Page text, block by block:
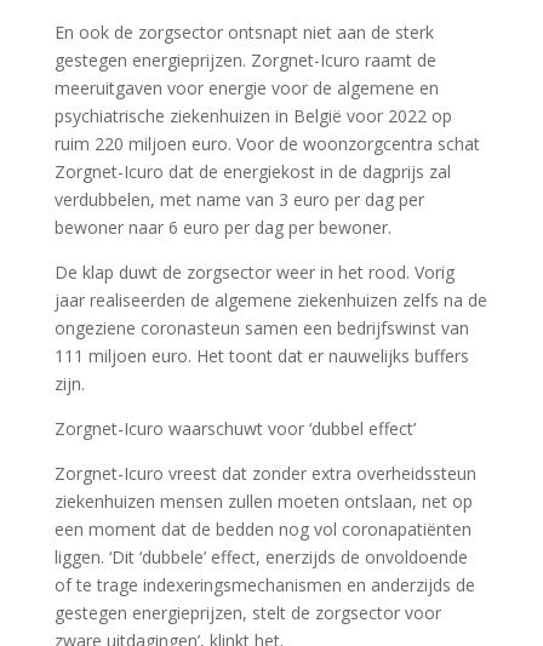
En ook de zorgsector ontsnapt niet aan de sterk
gestegen energieprijzen. Zorgnet-Icuro raamt de
meeruitgaven voor energie voor de algemene en
psychiatrische ziekenhuizen in België voor 2022 op
ruim 220 miljoen euro. Voor de woonzorgcentra schat
Zorgnet-Icuro dat de energiekost in de dagprijs zal
verdubbelen, met name van 3 euro per dag per
bewoner naar 6 euro per dag per bewoner.
De klap duwt de zorgsector weer in het rood. Vorig
jaar realiseerden de algemene ziekenhuizen zelfs na de
ongeziene corona­steun samen een bedrijfswinst van
111 miljoen euro. Het toont dat er nauwelijks buffers
zijn.
Zorgnet-Icuro waarschuwt voor ‘dubbel effect’
Zorgnet-Icuro vreest dat zonder extra overheidssteun
ziekenhuizen mensen zullen moeten ontslaan, net op
een moment dat de bedden nog vol coronapatiënten
liggen. ‘Dit ‘dubbele’ effect, enerzijds de onvoldoende
of te trage indexeringsmechanismen en anderzijds de
gestegen energieprijzen, stelt de zorgsector voor
zware uitdagingen’, klinkt het.